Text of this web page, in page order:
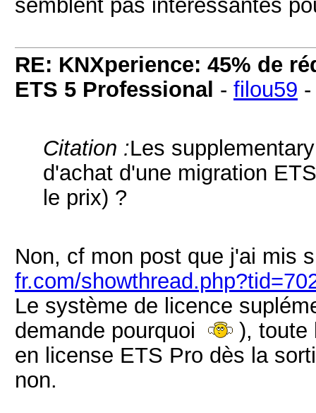
semblent pas intéressantes
RE: KNXperience: 45% de
ETS 5 Professional - filou59
Citation :Les
d'achat d'une migration
le prix) ?
Non, cf mon post que j'ai mis
fr.com/
Le système de licence
demande pourquoi
), toute
en license ETS Pro dès la
non.